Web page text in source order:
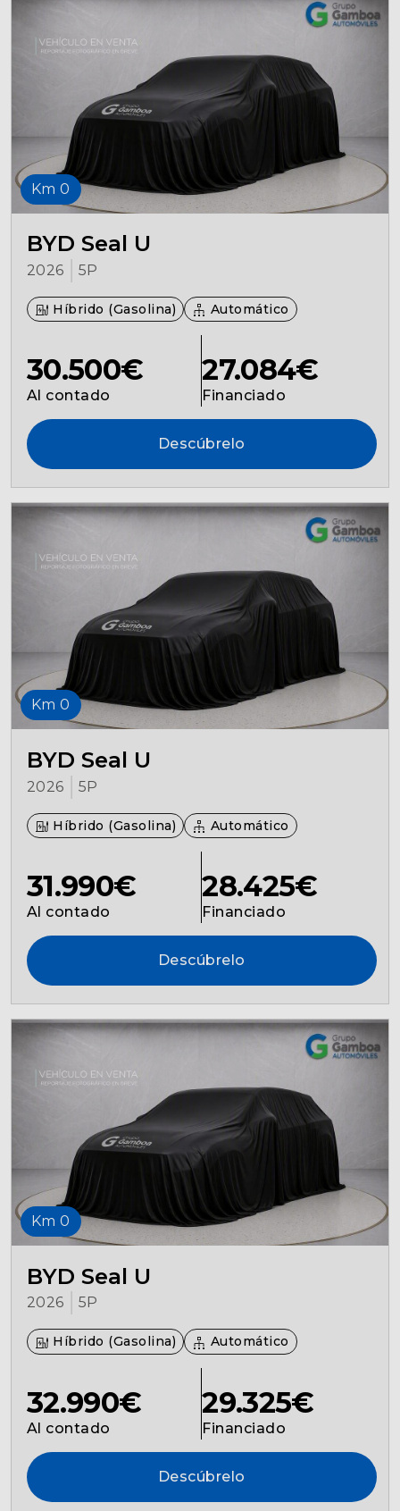
Km 0
BYD Seal U
2026 5P
Híbrido (Gasolina) Automático
30.500€
Al contado
27.084€
Financiado
Descúbrelo
Km 0
BYD Seal U
2026 5P
Híbrido (Gasolina) Automático
31.990€
Al contado
28.425€
Financiado
Descúbrelo
Km 0
BYD Seal U
2026 5P
Híbrido (Gasolina) Automático
32.990€
Al contado
29.325€
Financiado
Descúbrelo